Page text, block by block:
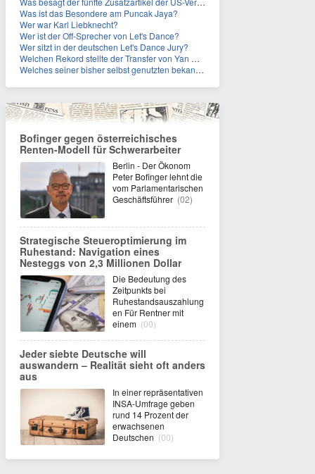
Was ist das Besondere am Puncak Jaya?
Wer war Karl Liebknecht?
Wer ist der Off-Sprecher von Let's Dance?
Wer sitzt in der deutschen Let's Dance Jury?
Welchen Rekord stellte der Transfer von Yan Diomande zudem auf?
Welches seiner bisher selbst genutzten bekannten Gebäude verpachtet der Vatikan nun?
Bofinger gegen österreichisches
Renten-Modell für Schwerarbeiter
Berlin - Der Ökonom
Peter Bofinger lehnt die
vom Parlamentarischen
Geschäftsführer (02)
Strategische Steueroptimierung im
Ruhestand: Navigation eines
Nesteggs von 2,3 Millionen Dollar
Die Bedeutung des
Zeitpunkts bei
Ruhestandsauszahlung
en Für Rentner mit
einem (00)
Jeder siebte Deutsche will
auswandern – Realität sieht oft anders
aus
In einer repräsentativen
INSA-Umfrage geben
rund 14 Prozent der
erwachsenen
Deutschen (00)